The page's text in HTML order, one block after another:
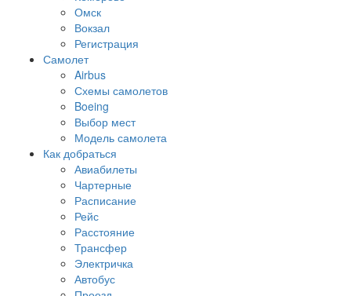
Омск
Вокзал
Регистрация
Самолет
Airbus
Схемы самолетов
Boeing
Выбор мест
Модель самолета
Как добраться
Авиабилеты
Чартерные
Расписание
Рейс
Расстояние
Трансфер
Электричка
Автобус